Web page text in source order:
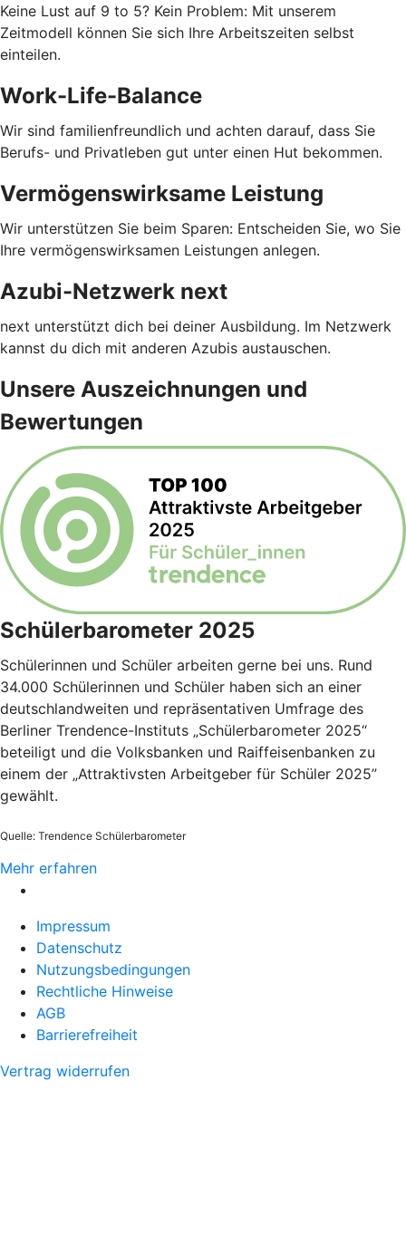
Keine Lust auf 9 to 5? Kein Problem: Mit unserem
Zeitmodell können Sie sich Ihre Arbeitszeiten selbst
einteilen.
Work-Life-Balance
Wir sind familienfreundlich und achten darauf, dass Sie
Berufs- und Privatleben gut unter einen Hut bekommen.
Vermögenswirksame Leistung
Wir unterstützen Sie beim Sparen: Entscheiden Sie, wo Sie
Ihre vermögenswirksamen Leistungen anlegen.
Azubi-Netzwerk next
next unterstützt dich bei deiner Ausbildung. Im Netzwerk
kannst du dich mit anderen Azubis austauschen.
Unsere Auszeichnungen und
Bewertungen
Schülerbarometer 2025
Schülerinnen und Schüler arbeiten gerne bei uns. Rund
34.000 Schülerinnen und Schüler haben sich an einer
deutschlandweiten und repräsentativen Umfrage des
Berliner Trendence-Instituts „Schülerbarometer 2025“
beteiligt und die Volksbanken und Raiffeisenbanken zu
einem der „Attraktivsten Arbeitgeber für Schüler 2025”
gewählt.
Quelle: Trendence Schülerbarometer
Mehr erfahren
Impressum
Datenschutz
Nutzungsbedingungen
Rechtliche Hinweise
AGB
Barrierefreiheit
Vertrag widerrufen